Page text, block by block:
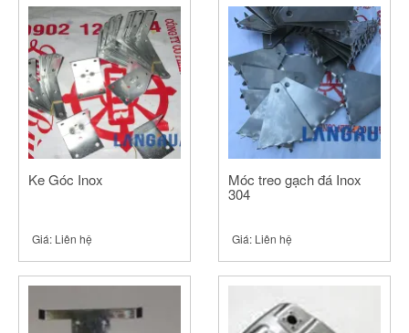
Ke Góc Inox
Giá: Liên hệ
Móc treo gạch đá Inox
304
Giá: Liên hệ